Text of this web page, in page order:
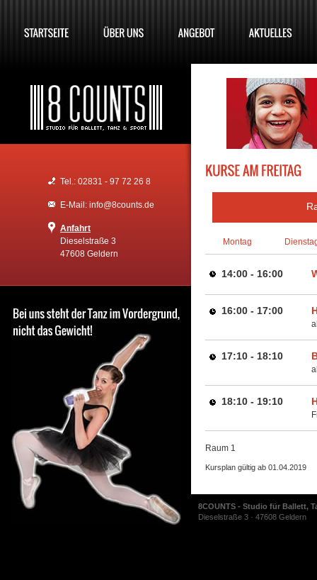
Tel.: 02831 - 97 72 26 8
E-Mail: info@8counts.de
Anfahrt
Dieselstraße 3
47608 Geldern
Montag
14:00 - 16:00
16:00 - 17:00
17:10 - 18:10
18:10 - 19:10
Raum 1
Kursplan gültig ab 01.04.2019
8COUNTS - Studio für Ballett,
Dieselstraße 3 · 47608 Geldern